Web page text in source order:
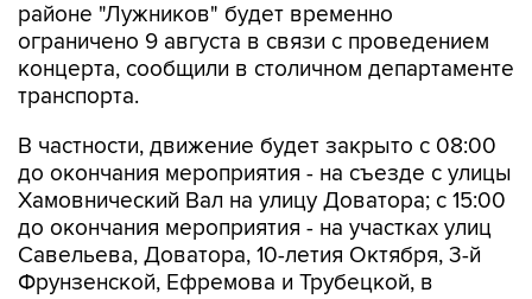
районе "Лужников" будет временно
ограничено 9 августа в связи с проведением
концерта, сообщили в столичном департаменте
транспорта.
В частности, движение будет закрыто с 08:00
до окончания мероприятия - на съезде с улицы
Хамовнический Вал на улицу Доватора; с 15:00
до окончания мероприятия - на участках улиц
Савельева, Доватора, 10-летия Октября, 3-й
Фрунзенской, Ефремова и Трубецкой, в